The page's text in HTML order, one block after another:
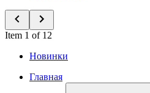
Item 1 of 12
Новинки
Главная